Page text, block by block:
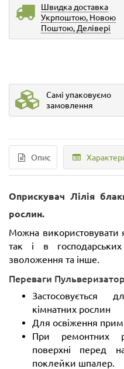
Швидка доставка
Укрпоштою, Новою
Поштою, Делівері
Самі упаковуємо
замовлення
Опис
Оприскувач Лілія
рослин.
Можна використовувати
так і в
зволоження та інше.
Переваги
Застосовується
кімнатних рослин
Для освіження
При ремонтних
поверхні перед
поклейки шпалер.